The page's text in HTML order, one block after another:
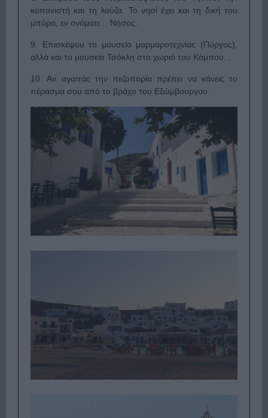
κοπανιστή και τη λούζα. Το νησί έχει και τη δική του
μπύρα, εν ονόματι… Νήσος.
9. Επισκέψου το μουσείο μαρμαροτεχνίας (Πύργος),
αλλά και το μουσείο Τσόκλη στο χωριό του Κάμπου. .
10. Αν αγαπάς την πεζοπορία πρέπει να κάνεις το
πέρασμα σου από το βράχο του Εξώμβουργου.